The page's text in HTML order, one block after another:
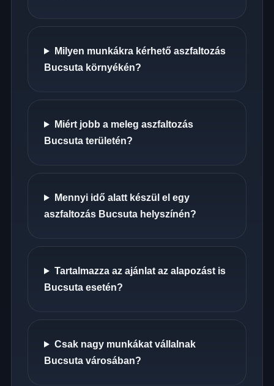
Milyen munkákra kérhető aszfaltozás
Bucsuta környékén?
Miért jobb a meleg aszfaltozás
Bucsuta területén?
Mennyi idő alatt készül el egy
aszfaltozás Bucsuta helyszínén?
Tartalmazza az ajánlat az alapozást is
Bucsuta esetén?
Csak nagy munkákat vállalnak
Bucsuta városában?